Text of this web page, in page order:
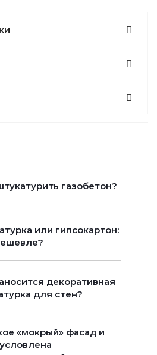
газобетон?
или гипсокартон:
декоративная
для стен?
«мокрый» фасад и